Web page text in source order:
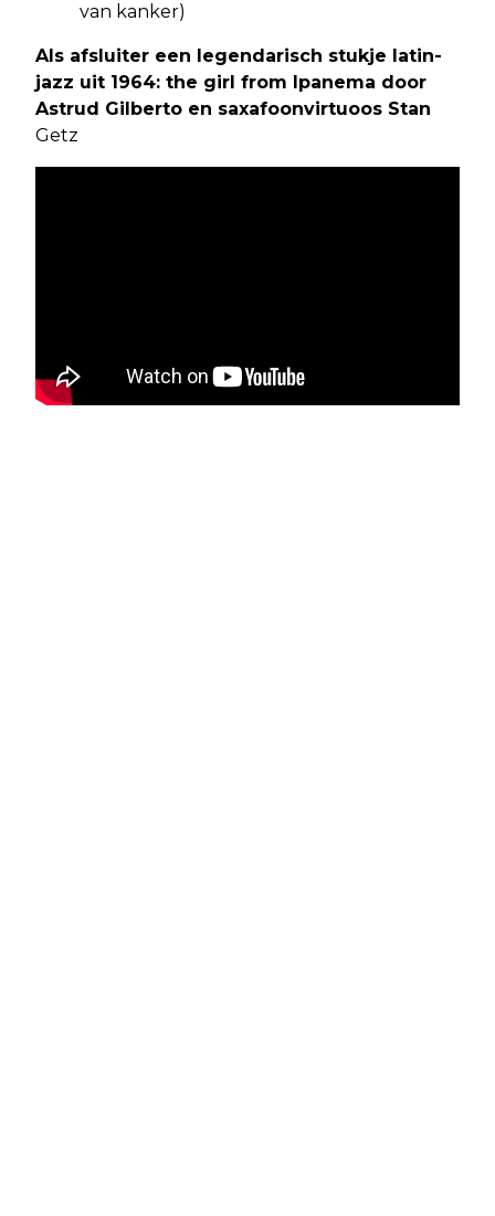
van kanker)
Als afsluiter een legendarisch stukje latin-
jazz uit 1964: the girl from Ipanema door
Astrud Gilberto en saxafoonvirtuoos Stan
Getz